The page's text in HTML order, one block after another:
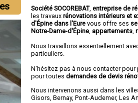
Société SOCOREBAT,entreprise de
les travauxrénovations intérieurs et
d'Épine dans l'Eurevous offre ses
Notre-Dame-d'Épine appartements ,
Nous travaillons essentiellement
particuliers.
N'hésitez pas à nous contacter
pour toutesdemandes de devis
Nous intervenons aussi dans les
Gisors ,Bernay,Pont-Audemer,Les